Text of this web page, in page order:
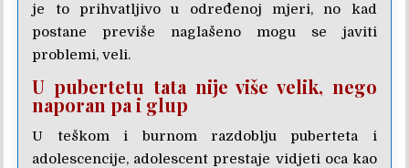
je to prihvatljivo u određenoj mjeri, no kad
postane previše naglašeno mogu se javiti
problemi, veli.
U pubertetu tata nije više velik, nego
naporan pa i glup
U teškom i burnom razdoblju puberteta i
adolescencije, adolescent prestaje vidjeti oca kao